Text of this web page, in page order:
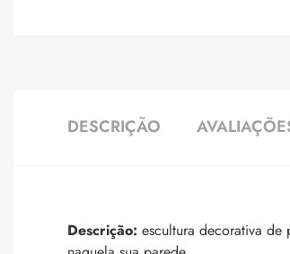
DESCRIÇÃO
Descrição: escultura decorativa